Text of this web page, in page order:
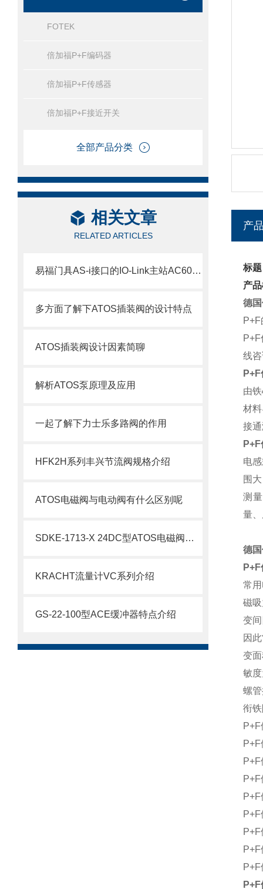
FOTEK
倍加福P+F编码器
倍加福P+F传感器
倍加福P+F接近开关
全部产品分类
相关文章
RELATED ARTICLES
易福门具AS-i接口的IO-Link主站AC6000参数介绍
多方面了解下ATOS插装阀的设计特点
ATOS插装阀设计因素简聊
解析ATOS泵原理及应用
一起了解下力士乐多路阀的作用
HFK2H系列丰兴节流阀规格介绍
ATOS电磁阀与电动阀有什么区别呢
SDKE-1713-X 24DC型ATOS电磁阀特点介绍
KRACHT流量计VC系列介绍
GS-22-100型ACE缓冲器特点介绍
产
标
产
德
线
由
材
接
电
围
测
量
德
常
磁
变
因
变
敏
螺
衔